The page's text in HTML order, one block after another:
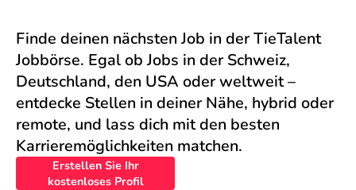
Finde deinen nächsten Job in der TieTalent
Jobbörse. Egal ob Jobs in der Schweiz,
Deutschland, den USA oder weltweit –
entdecke Stellen in deiner Nähe, hybrid oder
remote, und lass dich mit den besten
Karrieremöglichkeiten matchen.
Erstellen Sie Ihr
kostenloses Profil